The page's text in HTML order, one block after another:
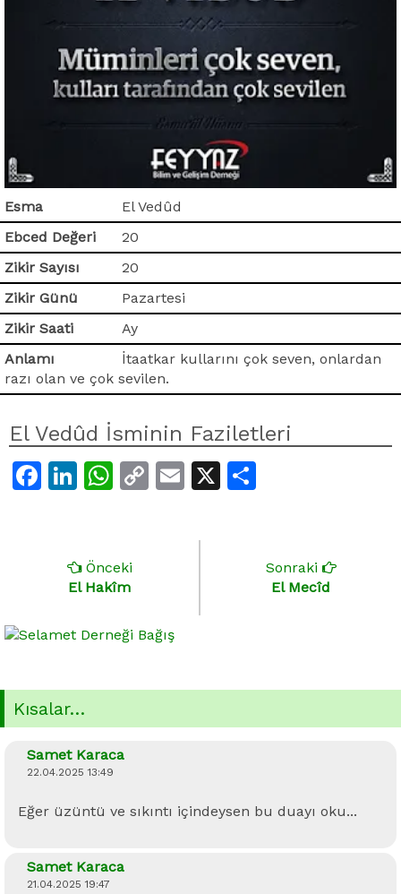
Esma
El Vedûd
Ebced Değeri
20
Zikir Sayısı
20
Zikir Günü
Pazartesi
Zikir Saati
Ay
Anlamı
İtaatkar kullarını çok seven, onlardan
razı olan ve çok sevilen.
El Vedûd İsminin Faziletleri
Facebook
LinkedIn
WhatsApp
CopyEmail
X
Önceki
El Hakîm
Sonraki
El Mecîd
Kısalar…
Samet Karaca
22.04.2025 13:49
Eğer üzüntü ve sıkıntı içindeysen bu duayı oku...
Samet Karaca
21.04.2025 19:47